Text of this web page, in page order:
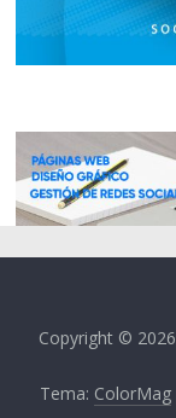
Copyright © 2026
Tema: ColorMag